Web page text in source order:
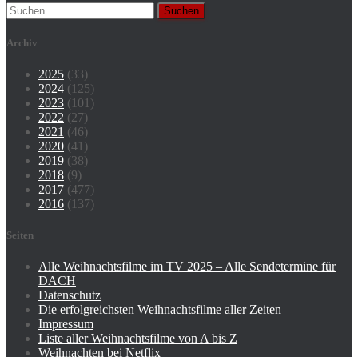
Suchen
nach:
Archiv
2025 (33)
2024 (125)
2023 (101)
2022 (27)
2021 (46)
2020 (41)
2019 (38)
2018 (9)
2017 (477)
2016 (137)
Seiten
Alle Weihnachtsfilme im TV 2025 – Alle Sendetermine für
DACH
Datenschutz
Die erfolgreichsten Weihnachtsfilme aller Zeiten
Impressum
Liste aller Weihnachtsfilme von A bis Z
Weihnachten bei Netflix